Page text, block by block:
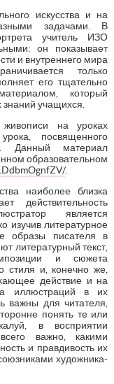
искусства и на
задачами. В
учитель ИЗО
он показывает
и внутреннего мира
только
его тщательно
который
учащихся.
живописи на уроках
посвященного
Данный материал
образовательном
.
наиболее близка
действительность
является
изучив литературное
образы писателя в
литературный текст,
и сюжета
стиля и, конечно же,
действие и на
иллюстраций в их
важны для читателя,
понять те или
в восприятии
важно, какими
и правдивость их
художника-